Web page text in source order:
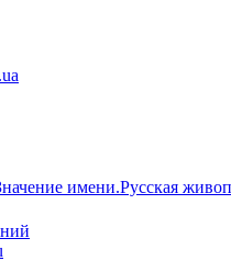
имени.Русская